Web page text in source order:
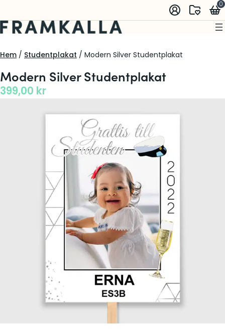
0
Hem / Studentplakat / Modern Silver Studentplakat
Modern Silver Studentplakat
399,00 kr